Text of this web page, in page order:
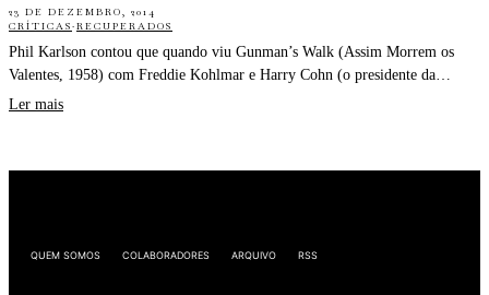
23 DE DEZEMBRO, 2014
CRÍTICAS·RECUPERADOS
Phil Karlson contou que quando viu Gunman’s Walk (Assim Morrem os
Valentes, 1958) com Freddie Kohlmar e Harry Cohn (o presidente da…
Ler mais
QUEM SOMOS COLABORADORES ARQUIVO RSS